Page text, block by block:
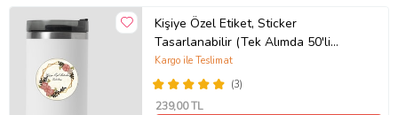
Kişiye Özel Etiket, Sticker
Tasarlanabilir (Tek Alımda 50'li
Gönderim Yapılmaktadır)
(3)
Kargo ile Teslimat
239,00 TL